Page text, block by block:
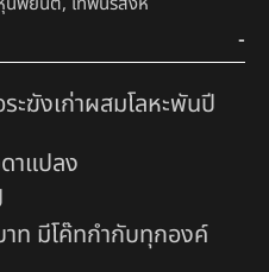
ะฆังเก่าผสมโลหะพันปี
าแปลง
ท มีโค๊ทกำกับทุกองค์